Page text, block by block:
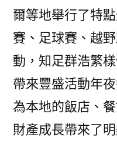
爾等地舉行了特
賽、足球賽、越
動，知足群浩繁
帶來豐盛活動年
為本地的飯店、
財產成長帶來了